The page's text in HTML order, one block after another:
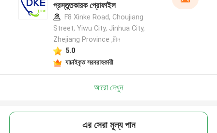
প্রস্তুতকারক প্রোফাইল
F8 Xinke Road, Choujiang
Street, Yiwu City, Jinhua City,
Zhejiang Province ,চীন
5.0
যাচাইকৃত সরবরাহকারী
আরো দেখুন
এর সেরা মূল্য পান